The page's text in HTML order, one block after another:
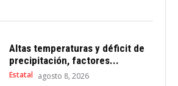
Altas temperaturas y déficit de
precipitación, factores...
Estatal agosto 8, 2026